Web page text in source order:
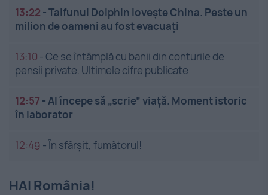
13:22 -Taifunul Dolphin lovește China. Peste un
milion de oameni au fost evacuați
13:10 -Ce se întâmplă cu banii din conturile de
pensii private. Ultimele cifre publicate
12:57 -AI începe să „scrie” viață. Moment istoric
în laborator
12:49 -În sfârșit, fumătorul!
HAI România!